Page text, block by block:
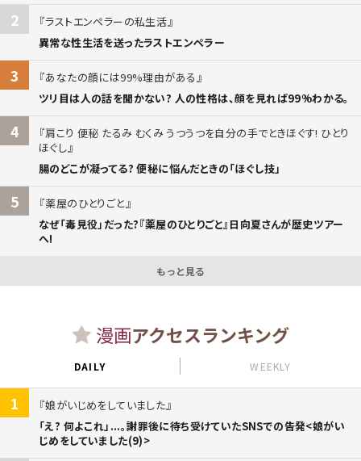
2
ラストエンペラーの私生活
異常な性生活を送ったラストエンペラー
3
あなたの顔には99%理由がある
ツリ目は人の話を聞かない? 人の性格は、顔を見れば99%わかる。
4
肩こり 便秘 たるみ むくみ うつうつを自分の手でときほぐす! ひとり
ほぐし
腸のどこが凝ってる? 便秘に悩んだときの「ほぐし技」
5
薬屋のひとりごと
なぜ「毒見役」だった?『薬屋のひとりごと』日向夏さんが歴史ツアー
へ!
もっと見る
漫画アクセスランキング
DAILY WEEKLY
1
娘がいじめをしていました
「え? 何よこれ」...。謝罪後に待ち受けていたSNSでの告発<娘がい
じめをしていました(9)>